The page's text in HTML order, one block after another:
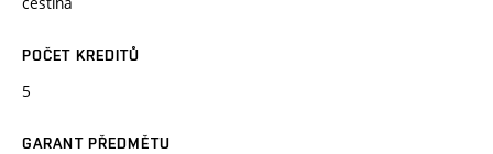
POČET KREDITŮ
5
GARANT PŘEDMĚTU